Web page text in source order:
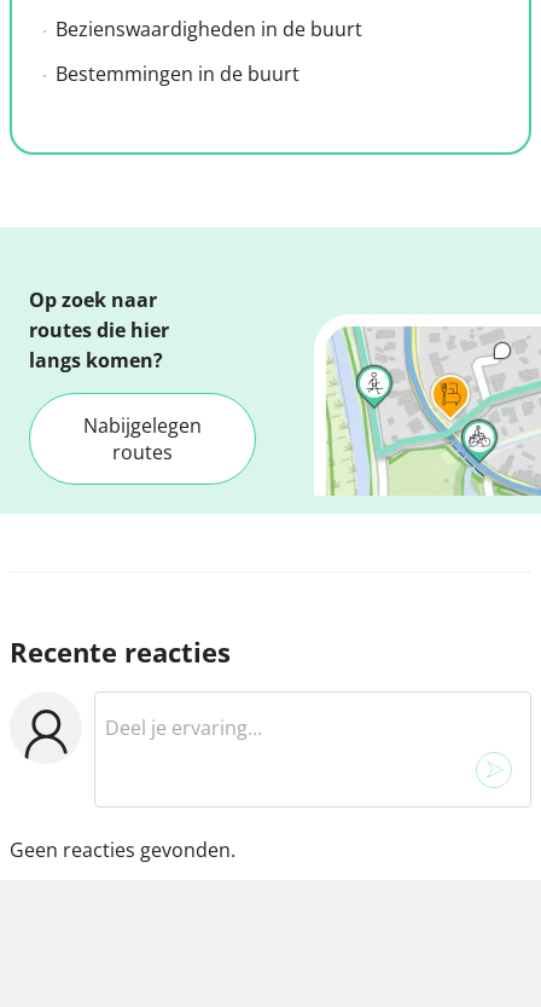
Bezienswaardigheden in de buurt
Bestemmingen in de buurt
Op zoek naar
routes die hier
langs komen?
Nabijgelegen
routes
Recente reacties
Geen reacties gevonden.